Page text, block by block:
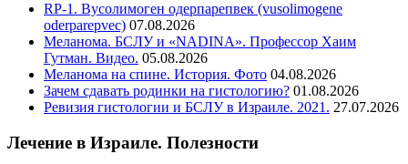
RP-1. Вусолимоген одерпарепвек (vusolimogene
oderparepvec) 07.08.2026
Меланома. БСЛУ и «NADINA». Профессор Хаим
Гутман. Видео. 05.08.2026
Меланома на спине. История. Фото 04.08.2026
Зачем сдавать родинки на гистологию? 01.08.2026
Ревизия гистологии и БСЛУ в Израиле. 2021. 27.07.2026
Лечение в Израиле. Полезности